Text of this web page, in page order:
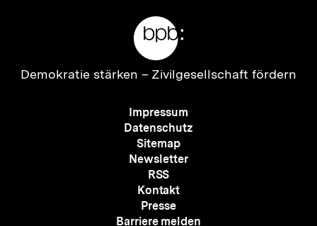
Zur
Demokratie stärken – Zivilgesellschaft fördern
Meta-
Navigation
Impressum
Datenschutz
Sitemap
Newsletter
RSS
Kontakt
Presse
Barriere melden